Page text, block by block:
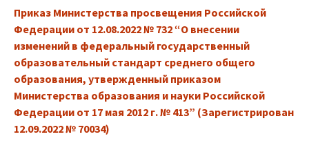
Приказ Министерства просвещения Российской
Федерации от 12.08.2022 № 732 “О внесении
изменений в федеральный государственный
образовательный стандарт среднего общего
образования, утвержденный приказом
Министерства образования и науки Российской
Федерации от 17 мая 2012 г. № 413” (Зарегистрирован
12.09.2022 № 70034)